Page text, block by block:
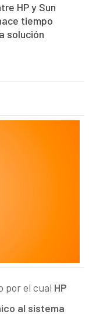
HP y Sun
tiempo
solución
por el cual HP
al sistema